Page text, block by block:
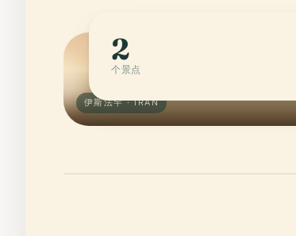
伊斯法罕 · IRAN
2
个景点